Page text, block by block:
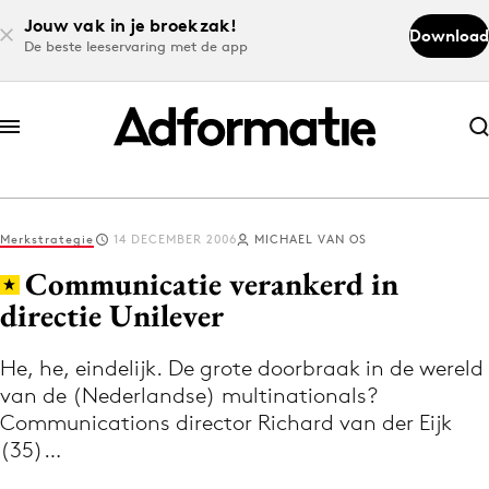
Jouw vak in je broekzak!
De beste leeservaring met de app
Download
Abonneer nu
Abonneer nu
Log in
Volg het laatste nieuws via de Adformatie
Nieuws app
Merkstrategie 14 DECEMBER 2006 MICHAEL VAN OS
Communicatie verankerd in
directie Unilever
He, he, eindelijk. De grote doorbraak in de wereld
van de (Nederlandse) multinationals?
Communications director Richard van der Eijk
(35)…